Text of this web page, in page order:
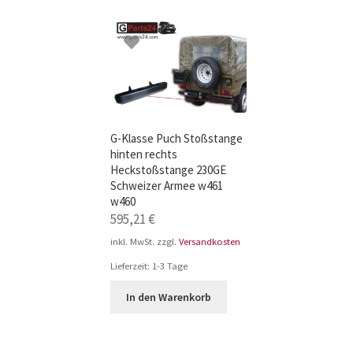
TOP-Seller: G-Klasse Trittbretter schwarz für
Impressum
G-Klasse Puch Stoßstange
hinten rechts
Heckstoßstange 230GE
Schweizer Armee w461
w460
595,21€
inkl. MwSt. zzgl.Versandkosten
Lieferzeit: 1-3 Tage
In den Warenkorb